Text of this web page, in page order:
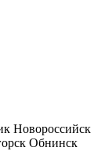
Новороссийск
Обнинск